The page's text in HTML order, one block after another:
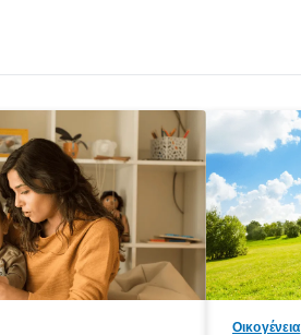
Οικογένεια